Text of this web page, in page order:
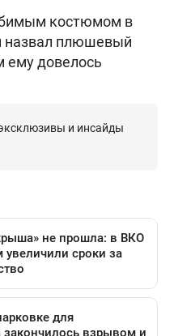
костюмом в
назвал плюшевый
ему довелось
и инсайды